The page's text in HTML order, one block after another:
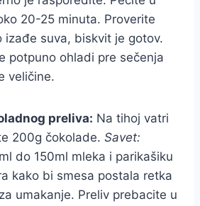
20-25 minuta. Proverite
izađe suva, biskvit je gotov.
potpuno ohladi pre sečenja
veličine.
preliva: Na tihoj vatri
200g čokolade. Savet:
do 150ml mleka i parikašiku
kako bi smesa postala retka
umakanje. Preliv prebacite u